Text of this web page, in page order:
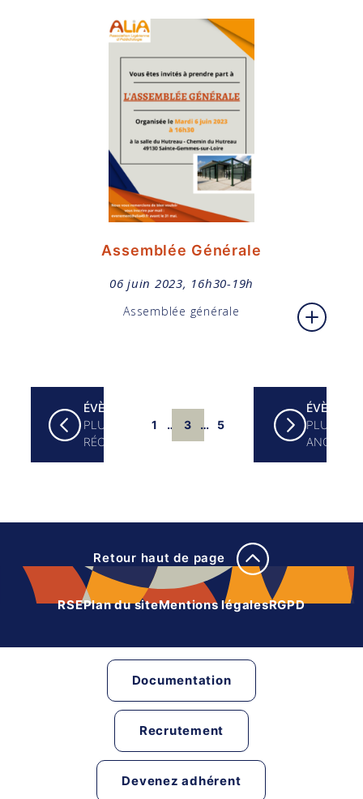
Assemblée Générale
06 juin 2023, 16h30-19h
Assemblée générale
ÉVÈNEMENTS
PLUS
RÉCENTS
Page
1 …
Page
3 …
Page
5
PLUS
ANCIENS
Retour haut de page
RSEPlan du siteMentions légalesRGPD
Documentation
Recrutement
Devenez adhérent